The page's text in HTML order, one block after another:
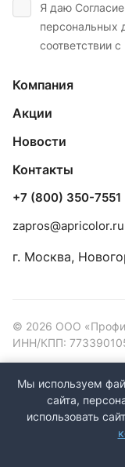
Я даю
персональных
соответствии с
Компания
Акции
Новости
Контакты
+7 (800) 350-7551
zapros@apricolor.ru
г. Москва,
© 2026 ООО
ИНН/КПП:
Мы используем
сайта,
использовать